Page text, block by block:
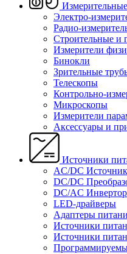
Электро-
Радио-
Строительные и
Измерители
Бинокли
Зрительные
Телескопы
Контрольно-
Микроскопы
Измерители
Аксессуары и
Источники
AC/DC
DC/DC
DC/AC
LED-драйверы
Адаптеры
Источники
Источники